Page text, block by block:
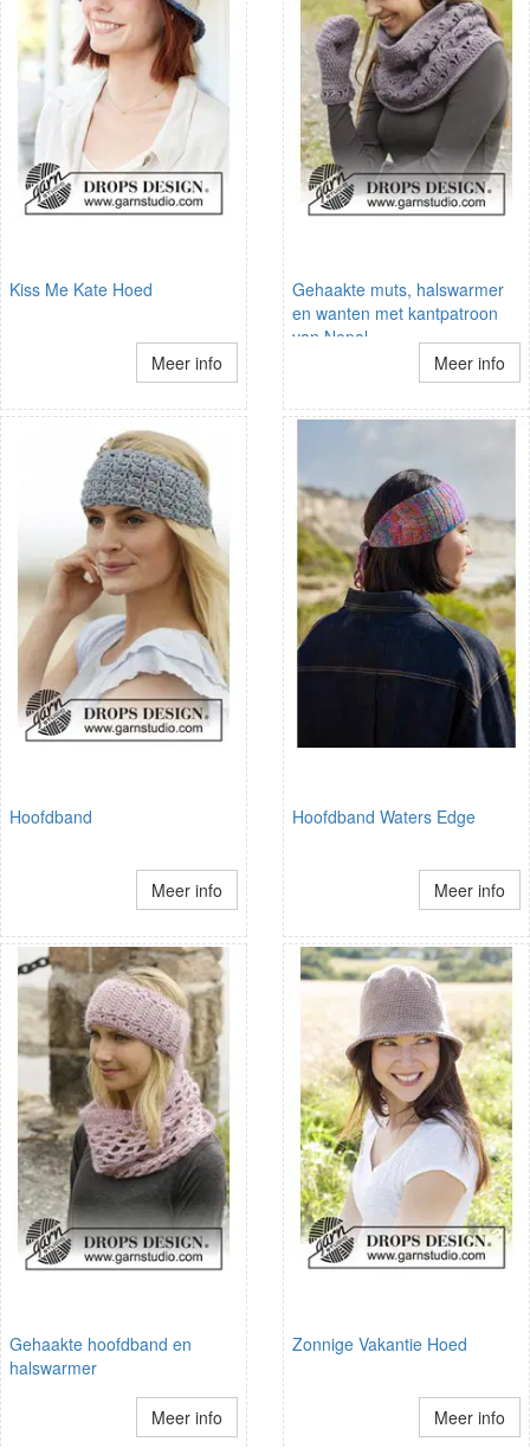
Kiss Me Kate Hoed
Meer info
Gehaakte muts, halswarmer
en wanten met kantpatroon
van Nepal
Meer info
Hoofdband
Meer info
Hoofdband Waters Edge
Meer info
Gehaakte hoofdband en
halswarmer
Meer info
Zonnige Vakantie Hoed
Meer info